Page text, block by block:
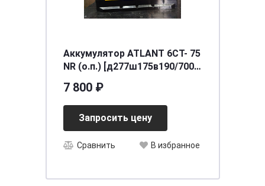
Аккумулятор ATLANT 6СТ- 75
NR (о.п.) [д277ш175в190/700]
7 800 ₽
Запросить цену
Сравнить В избранное